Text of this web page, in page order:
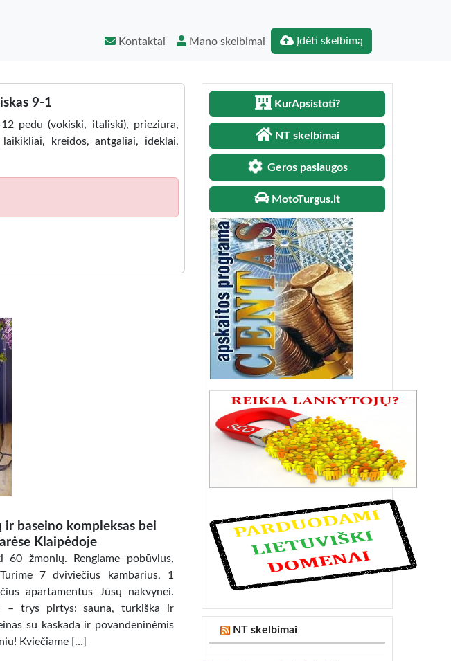
Kontaktai Mano skelbimai Įdėti skelbimą
9-1
pedu (vokiski, italiski), prieziura,
kreidos, antgaliai, ideklai,
baseino kompleksas bei
Klaipėdoje
žmonių. Rengiame pobūvius,
7 dviviečius kambarius, 1
apartamentus Jūsų nakvynei.
– trys pirtys: sauna, turkiška ir
su kaskada ir povandeninėmis
Kviečiame […]
KurApsistoti?
NT skelbimai
Geros paslaugos
MotoTurgus.lt
NT skelbimai